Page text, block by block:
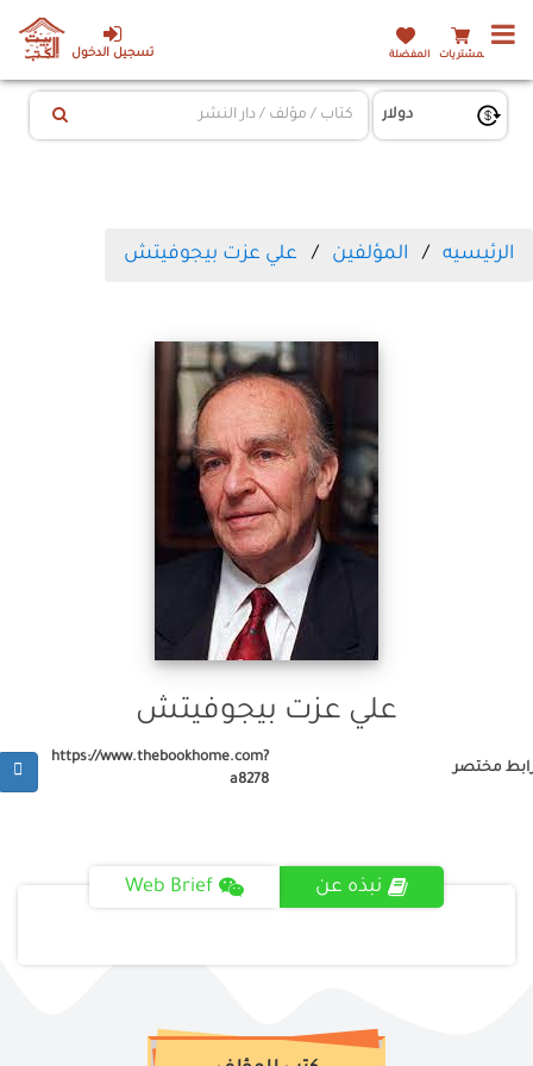
تسجيل الدخول المشتريات المفضلة
الرئيسيه المؤلفين علي عزت بيجوفيتش
علي عزت بيجوفيتش
مختصر
https://www.thebookhome.com?
a8278
نبذه عن Web Brief